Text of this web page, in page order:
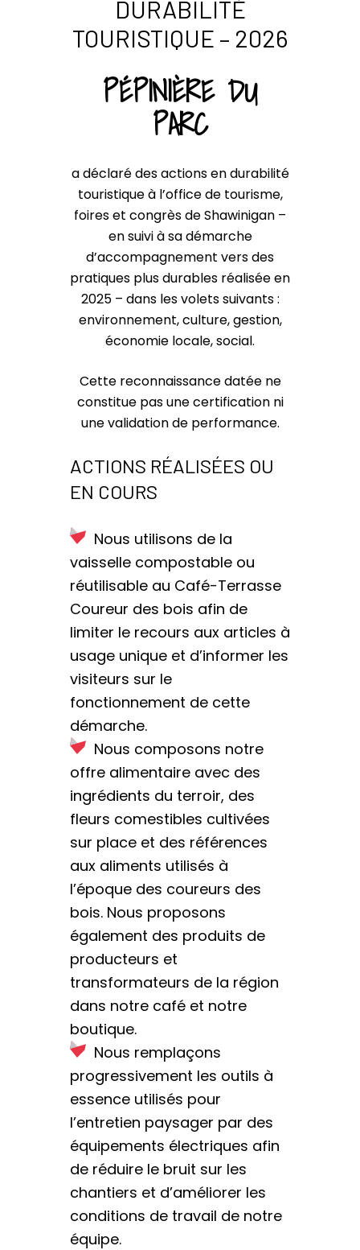
DURABILITÉ
TOURISTIQUE – 2026
PÉPINIÈRE DU
PARC
a déclaré des actions en durabilité
touristique à l’office de tourisme,
foires et congrès de Shawinigan –
en suivi à sa démarche
d’accompagnement vers des
pratiques plus durables réalisée en
2025 – dans les volets suivants :
environnement, culture, gestion,
économie locale, social.
Cette reconnaissance datée ne
constitue pas une certification ni
une validation de performance.
ACTIONS RÉALISÉES OU
EN COURS
Nous utilisons de la
vaisselle compostable ou
réutilisable au Café-Terrasse
Coureur des bois afin de
limiter le recours aux articles à
usage unique et d’informer les
visiteurs sur le
fonctionnement de cette
démarche.
Nous composons notre
offre alimentaire avec des
ingrédients du terroir, des
fleurs comestibles cultivées
sur place et des références
aux aliments utilisés à
l’époque des coureurs des
bois. Nous proposons
également des produits de
producteurs et
transformateurs de la région
dans notre café et notre
boutique.
Nous remplaçons
progressivement les outils à
essence utilisés pour
l’entretien paysager par des
équipements électriques afin
de réduire le bruit sur les
chantiers et d’améliorer les
conditions de travail de notre
équipe.